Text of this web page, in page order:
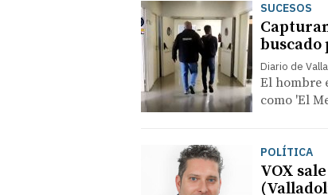
SUCESOS
Diario de
El hombre
como 'El
POLÍTICA
VOX